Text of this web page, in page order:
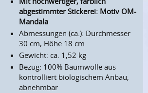
abgestimmter Stickerei: Motiv OM-
Mandala
Abmessungen (ca.): Durchmesser
30 cm, Höhe 18 cm
Gewicht: ca. 1,52 kg
Bezug: 100% Baumwolle aus
kontrolliert biologischem Anbau,
abnehmbar